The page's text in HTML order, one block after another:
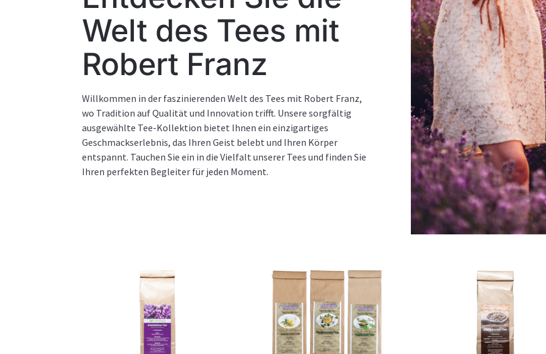
Welt des Tees mit
Robert Franz
Willkommen in der faszinierenden Welt des Tees mit Robert Franz,
wo Tradition auf Qualität und Innovation trifft. Unsere sorgfältig
ausgewählte Tee-Kollektion bietet Ihnen ein einzigartiges
Geschmackserlebnis, das Ihren Geist belebt und Ihren Körper
entspannt. Tauchen Sie ein in die Vielfalt unserer Tees und finden Sie
Ihren perfekten Begleiter für jeden Moment.